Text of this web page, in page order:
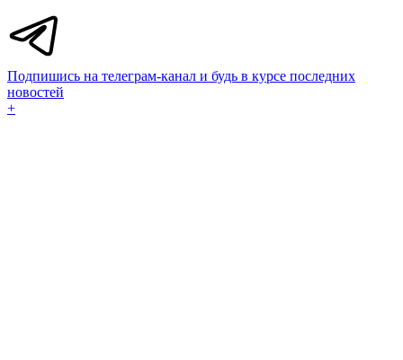
Подпишись на телеграм-канал и будь в курсе последних
новостей
+